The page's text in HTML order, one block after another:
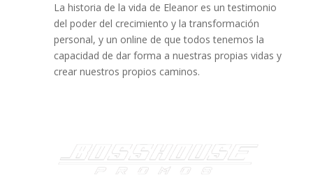
La historia de la vida de Eleanor es un testimonio
del poder del crecimiento y la transformación
personal, y un online de que todos tenemos la
capacidad de dar forma a nuestras propias vidas y
crear nuestros propios caminos.